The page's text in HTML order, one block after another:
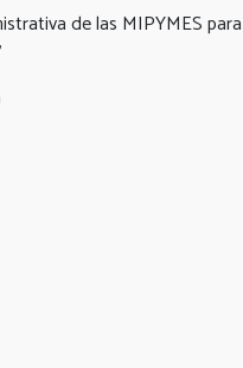
de las MIPYMES